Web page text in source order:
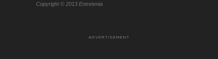
Copyright © 2013 Entretenia
ADVERTISEMENT